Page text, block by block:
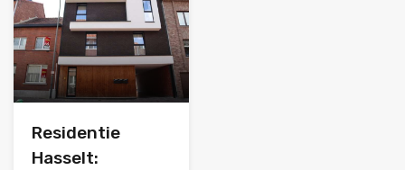
Residentie
Hasselt: